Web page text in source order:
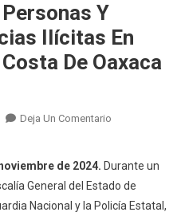
Y
Ilícitas En
De Oaxaca
Deja Un ComentarioEn
Cinco
Personas
Y
de 2024. Durante un
General del Estado de
Nacional y la Policía Estatal,